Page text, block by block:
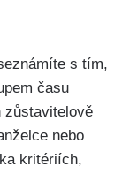
s tím,
času
zůstavitelově
nebo
kritériích,